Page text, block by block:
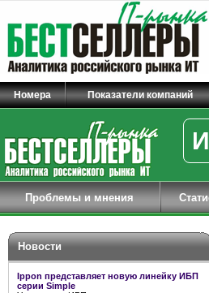
Номера Показатели компаний
Проблемы и мнения
Новости
Ippon представляет новую линейку ИБП
серии Simple